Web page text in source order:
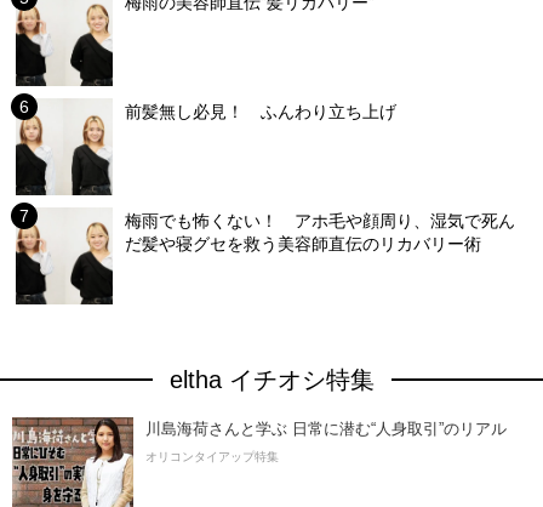
前髪無し必見！ ふんわり立ち上げ
梅雨でも怖くない！ アホ毛や顔周り、湿気で死ん
だ髪や寝グセを救う美容師直伝のリカバリー術
eltha イチオシ特集
川島海荷さんと学ぶ 日常に潜む“人身取引”のリアル
オリコンタイアップ特集